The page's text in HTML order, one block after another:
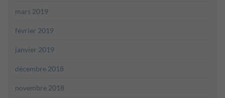
mars 2019
février 2019
janvier 2019
décembre 2018
novembre 2018